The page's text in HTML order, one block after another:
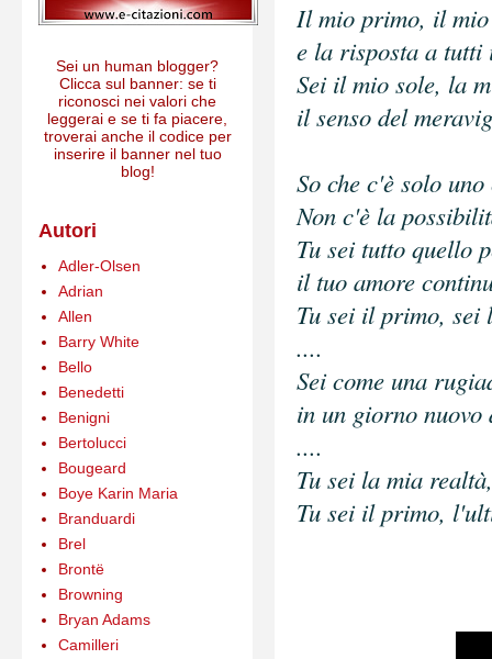
Il mio primo, il
e la risposta a tutti
Sei il mio sole, la
il senso del
So che c'è solo
Non c'è la
Tu sei tutto quello
il tuo amore
Tu sei il primo,
....
Sei come una
in un giorno nuovo
....
Tu sei la mia
Tu sei il primo,
Sei un human blogger?
Clicca sul banner: se ti
riconosci nei valori che
leggerai e se ti fa piacere,
troverai anche il codice per
inserire il banner nel tuo
blog!
Autori
Adler-Olsen
Adrian
Allen
Barry White
Bello
Benedetti
Benigni
Bertolucci
Bougeard
Boye Karin Maria
Branduardi
Brel
Brontë
Browning
Bryan Adams
Camilleri